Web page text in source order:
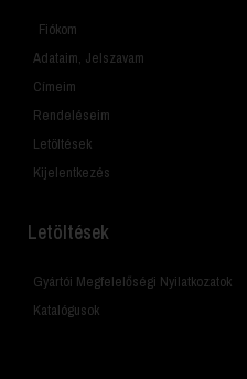
Fiókom
Adataim, Jelszavam
Címeim
Rendeléseim
Letöltések
Kijelentkezés
Letöltések
Gyártói Megfelelőségi Nyilatkozatok
Katalógusok